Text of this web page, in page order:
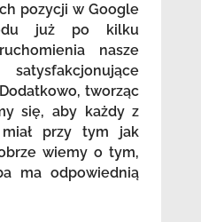
pozycji w Google
już po kilku
nasze
tworząc
się, aby każdy z
przy tym jak
wiemy o tym,
ma odpowiednią